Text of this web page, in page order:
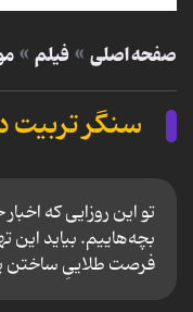
صفحه اصلی فیلم
سنگر تربیت
تو این روزایی که
بچه‌هاییم. بیاید
فرصت طلاییِ ساختن